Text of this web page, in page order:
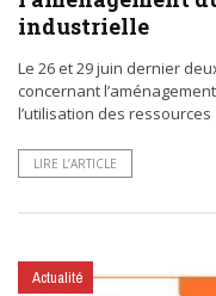
industrielle
Le 26 et 29 juin dernier
concernant
l’utilisation des
LIRE L’ARTICLE
Actualité